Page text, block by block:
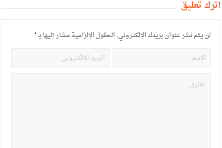
أترك تعليق
لن يتم نشر عنوان بريدك الإلكتروني.الحقول الإلزامية مشار إليها بـ*